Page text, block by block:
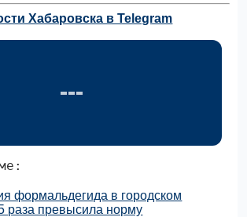
Хабаровска в Telegram
формальдегида в городском
раза превысила норму